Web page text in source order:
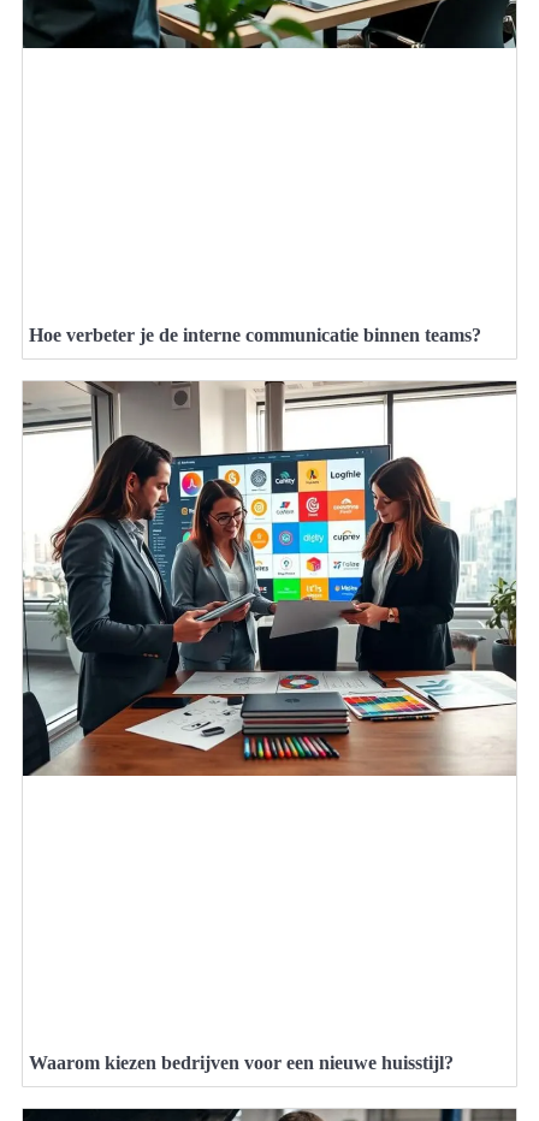
Hoe verbeter je de interne communicatie binnen teams?
Waarom kiezen bedrijven voor een nieuwe huisstijl?